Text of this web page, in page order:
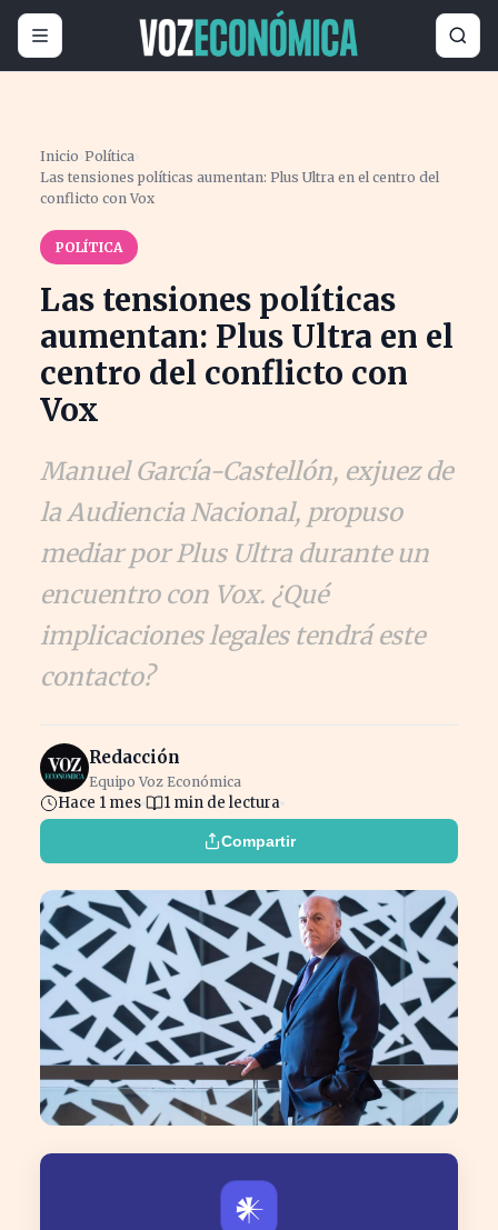
Inicio ›Política›
Las tensiones políticas aumentan: Plus Ultra en el centro del
conflicto con Vox
POLÍTICA
Las tensiones políticas
aumentan: Plus Ultra en el
centro del conflicto con
Vox
Manuel García-Castellón, exjuez de
la Audiencia Nacional, propuso
mediar por Plus Ultra durante un
encuentro con Vox. ¿Qué
implicaciones legales tendrá este
contacto?
Redacción
Equipo Voz Económica
Hace 1 mes 1 min de lectura
Compartir
𒀭